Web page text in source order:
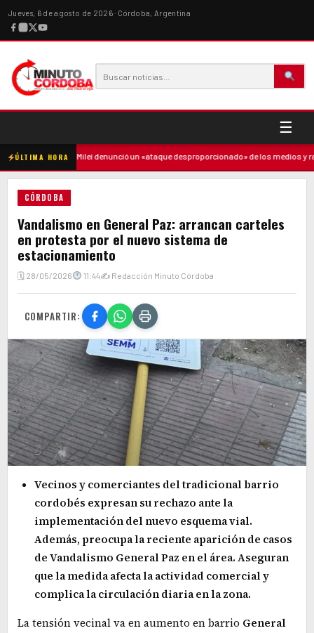
Jueves, 6 de agosto de 2026 · Córdoba, Argentina
☰
ÚLTIMA HORAMilei denunció un «ataque desproporcionado» de los medios y
CÓRDOBA
Vandalismo en General Paz: arrancan carteles
en protesta por el nuevo sistema de
estacionamiento
🗓 28/05/2026 11:44✍ Redacción Minuto Córdoba
COMPARTIR:
Vecinos y comerciantes del tradicional barrio
cordobés expresan su rechazo ante la
implementación del nuevo esquema vial.
Además, preocupa la reciente aparición de casos
de Vandalismo General Paz en el área. Aseguran
que la medida afecta la actividad comercial y
complica la circulación diaria en la zona.
La tensión vecinal va en aumento en barrio General